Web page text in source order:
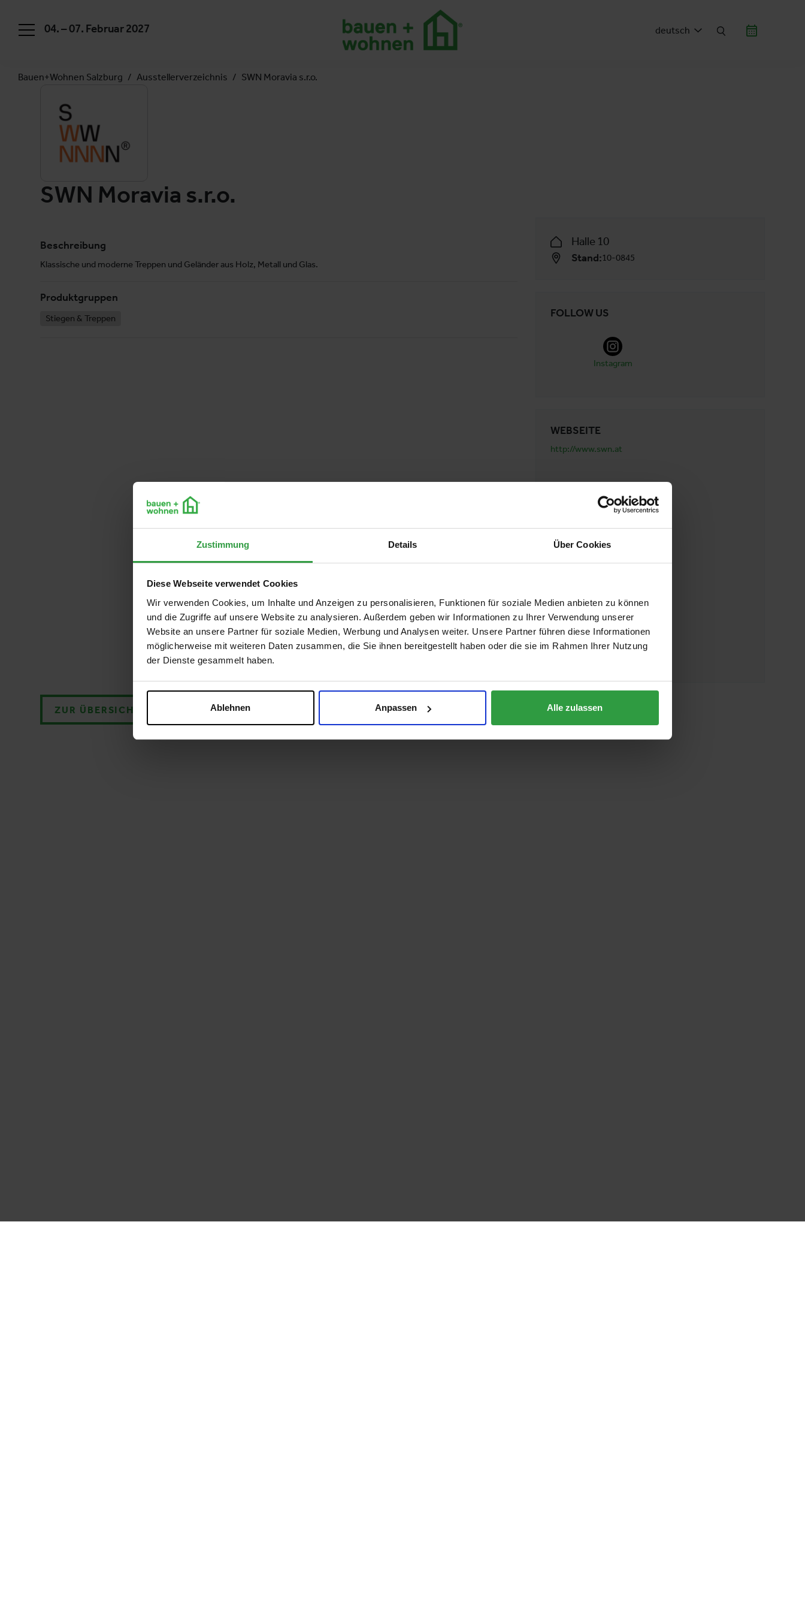
Zustimmung Details Über Cookies
Diese Webseite verwendet Cookies
Wir verwenden Cookies, um Inhalte und Anzeigen zu personalisieren, Funktionen für soziale Medien anbieten zu können
und die Zugriffe auf unsere Website zu analysieren. Außerdem geben wir Informationen zu Ihrer Verwendung unserer
Website an unsere Partner für soziale Medien, Werbung und Analysen weiter. Unsere Partner führen diese Informationen
möglicherweise mit weiteren Daten zusammen, die Sie ihnen bereitgestellt haben oder die sie im Rahmen Ihrer Nutzung
der Dienste gesammelt haben.
Ablehnen Anpassen Alle zulassen
04. – 07. Februar 2027 deutsch
Bauen+Wohnen Salzburg Ausstellerverzeichnis SWN Moravia s.r.o.
SWN Moravia s.r.o.
Beschreibung
Klassische und moderne Treppen und Geländer aus Holz, Metall und Glas.
Produktgruppen
Stiegen & Treppen
Halle 10
Stand:10-0845
FOLLOW US
Instagram
WEBSEITE
http://www.swn.at
E-MAIL
anfrage@swn.at
TELEFON
+436643019199
ADRESSE
SWN Moravia s.r.o.
Mladonovice 65
67532 Trebelovice
ZUR ÜBERSICHT